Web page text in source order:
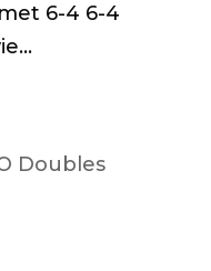
6-4 6-4
Doubles